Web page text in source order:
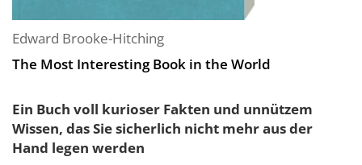
Edward Brooke-Hitching
The Most Interesting Book in the World
Ein Buch voll kurioser Fakten und unnützem
Wissen, das Sie sicherlich nicht mehr aus der
Hand legen werden